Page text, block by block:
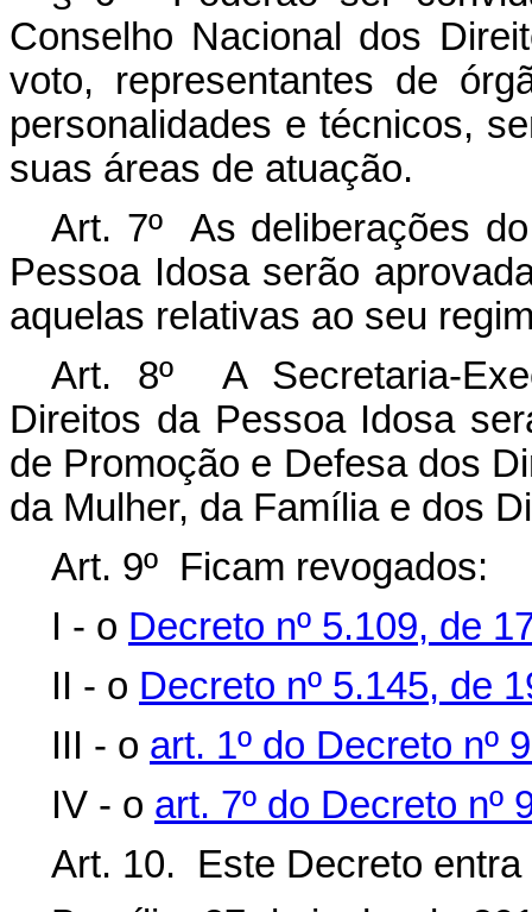
Conselho Nacional dos
voto, representantes de
personalidades e técnicos,
suas áreas de atuação.
Art. 7º As deliberações
Pessoa Idosa serão
aquelas relativas ao seu
Art. 8º A Secretaria-
Direitos da Pessoa Idosa
de Promoção e Defesa dos
da Mulher, da Família e dos
Art. 9º Ficam revogados:
I - o Decreto nº 5.109, de
II - o Decreto nº 5.145, de
III - o art. 1º do Decreto nº
IV - o art. 7º do Decreto nº
Art. 10. Este Decreto